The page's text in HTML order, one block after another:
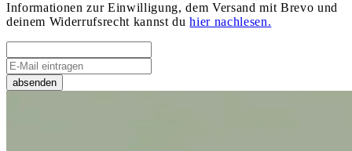
Informationen zur Einwilligung, dem Versand mit Brevo und
deinem Widerrufsrecht kannst duhier nachlesen.
absenden